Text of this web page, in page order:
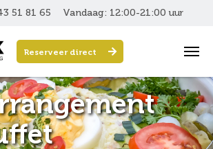
51 81 65 Vandaag: 12:00-21:00 uur
Reserveer direct